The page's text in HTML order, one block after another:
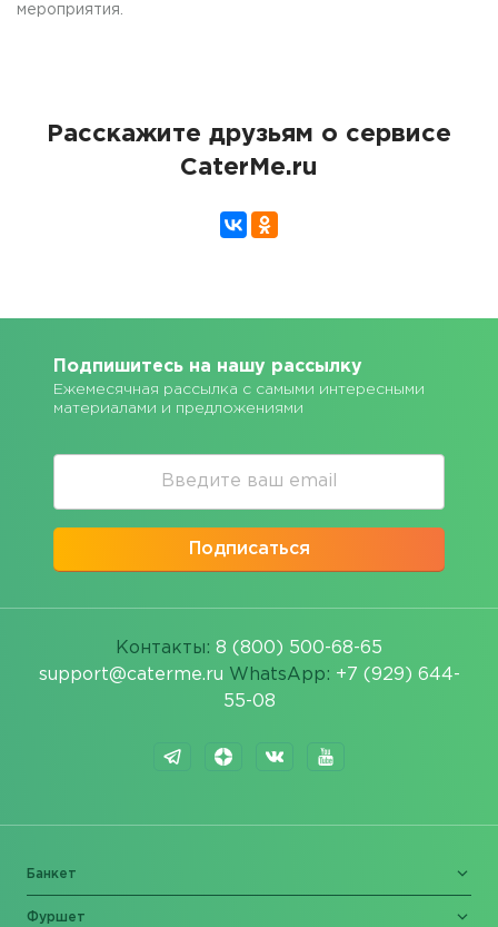
мероприятия.
Расскажите друзьям о сервисе
CaterMe.ru
Подпишитесь на нашу рассылку
Ежемесячная рассылка с самыми интересными
материалами и предложениями
Подписаться
Контакты: 8 (800) 500-68-65
support@caterme.ru WhatsApp: +7 (929) 644-
55-08
Банкет
Фуршет